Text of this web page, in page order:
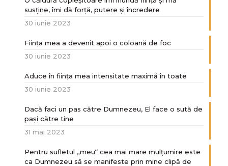
susține, îmi dă forță, putere și încredere
30 iunie 2023
Ființa mea a devenit apoi o coloană de foc
30 iunie 2023
Aduce în ființa mea intensitate maximă în toate
30 iunie 2023
Dacă faci un pas către Dumnezeu, El face o sută de
paşi către tine
31 mai 2023
Pentru sufletul „meu“ cea mai mare mulțumire este
ca Dumnezeu să se manifeste prin mine clipă de